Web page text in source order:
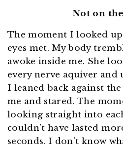
Not on
The moment I looked
eyes met. My body
awoke inside me. She
every nerve aquiver and
I leaned back against
me and stared. The
looking straight into
couldn’t have lasted
seconds. I don’t know